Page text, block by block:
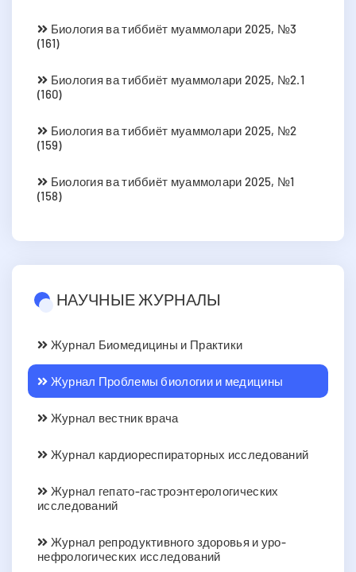
Биология ва тиббиёт муаммолари 2025, №3
(161)
Биология ва тиббиёт муаммолари 2025, №2.1
(160)
Биология ва тиббиёт муаммолари 2025, №2
(159)
Биология ва тиббиёт муаммолари 2025, №1
(158)
НАУЧНЫЕ ЖУРНАЛЫ
Журнал Биомедицины и Практики
Журнал Проблемы биологии и медицины
Журнал вестник врача
Журнал кардиореспираторных исследований
Журнал гепато-гастроэнтерологических
исследований
Журнал репродуктивного здоровья и уро-
нефрологических исследований